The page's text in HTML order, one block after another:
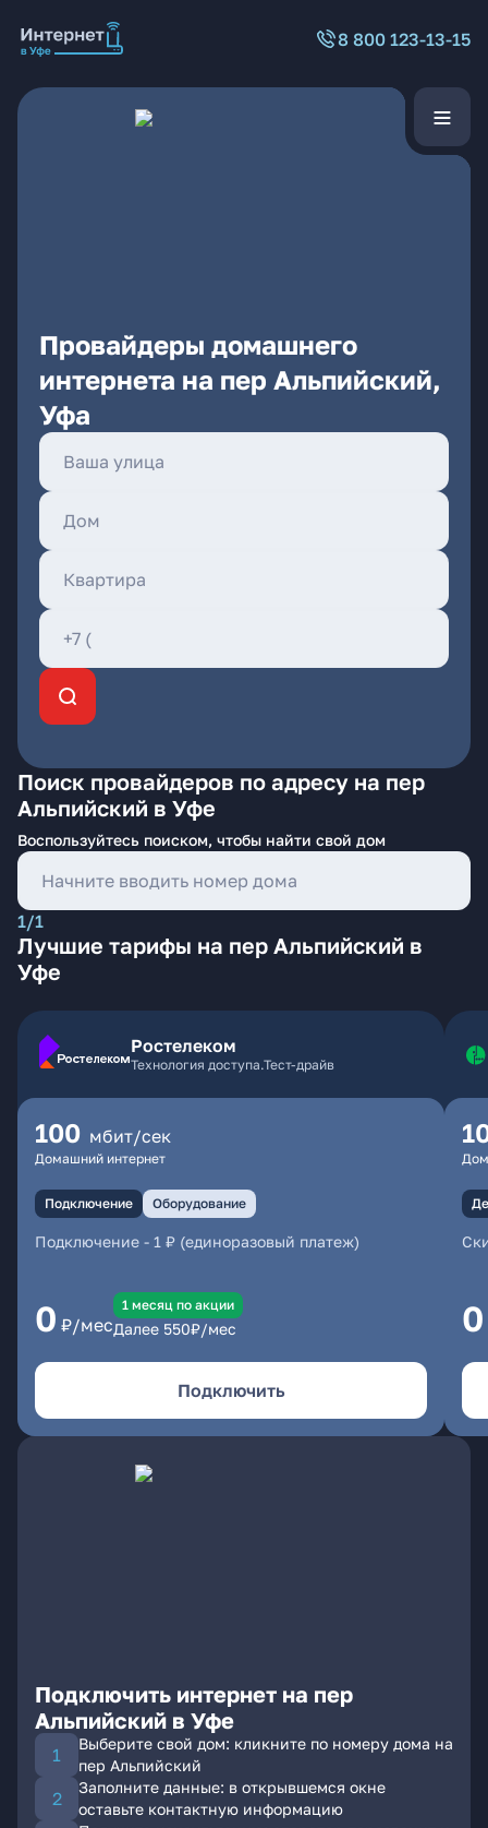
8 800 123-13-15
Провайдеры домашнего
интернета на пер Альпийский,
Уфа
Поиск провайдеров по адресу на пер
Альпийский в Уфе
Воспользуйтесь поиском, чтобы найти свой дом
1/1
Лучшие тарифы на пер Альпийский в
Уфе
Ростелеком
Технология доступа.Тест-драйв
100 мбит/сек
Домашний интернет
Подключение Оборудование
Подключение - 1 ₽ (единоразовый платеж)
0 ₽/мес
1 месяц по акции
Далее 550₽/мес
Подключить
0
Подключить интернет на пер
Альпийский в Уфе
Выберите свой дом: кликните по номеру дома на
пер Альпийский
Заполните данные: в открывшемся окне
оставьте контактную информацию